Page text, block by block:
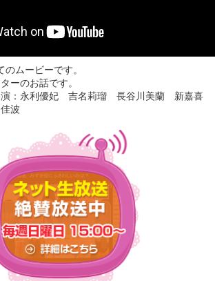
ムービーです。
ーのお話です。
：永利優妃 吉名莉瑠 長谷川美蘭 新嘉喜
波